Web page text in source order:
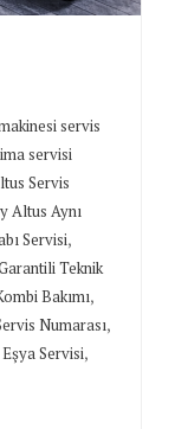
servis
servisi
Servis
Altus Aynı
Servisi,
Teknik
Bakımı,
Numarası,
Servisi,